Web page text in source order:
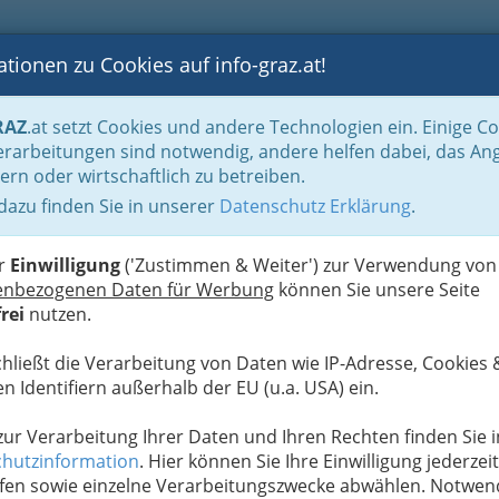
BLOGS FOTOS GASTRONOMIE BRANCHEN
zu Cookies auf info-graz.at!
.at setzt Cookies und andere Technologien ein. Einige
sind notwendig, andere helfen dabei, das
oder wirtschaftlich zu betreiben.
finden Sie in unserer Datenschutz Erklärung.
Einwilligung('Zustimmen & Weiter') zur Verwendung von
Daten für Werbung können Sie unsere Seite
nutzen.
die Verarbeitung von Daten wie IP-Adresse, Cookies
Identifiern außerhalb der EU (u.a. USA) ein.
Verarbeitung Ihrer Daten und Ihren Rechten finden Sie
. Hier können Sie Ihre Einwilligung jederzeit
sowie einzelne Verarbeitungszwecke abwählen.
Zeitungshändler & Zeitschriftenhändler
für Bild und Ton